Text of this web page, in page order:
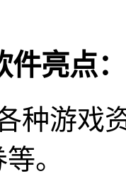
件亮点：
种游戏
。